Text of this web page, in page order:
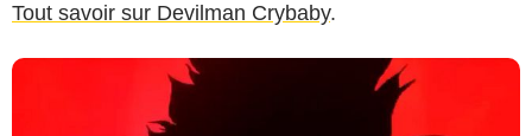
Tout savoir sur Devilman Crybaby.